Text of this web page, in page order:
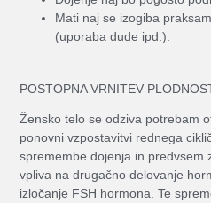
Mati naj se izogiba
(uporaba dude ipd.).
POSTOPNA VRNITEV
Žensko telo se odziva potrebam
ponovni vzpostavitvi rednega
spremembe dojenja in predvsem
vpliva na drugačno delovanje
izločanje FSH hormona. Te